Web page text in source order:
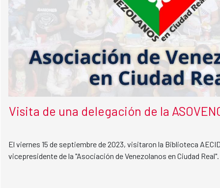
Visita de una delegación de la
El viernes 15 de septiembre de 2023, visitaron la Biblioteca
vicepresidente de la "Asociación de Venezolanos en Ciudad Real".